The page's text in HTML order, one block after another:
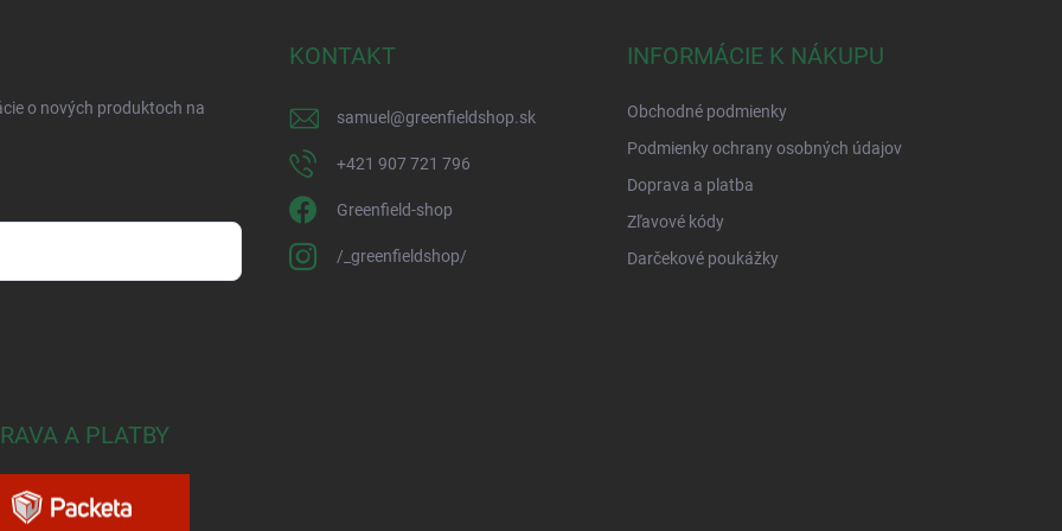
o nových produktoch na
KONTAKT
samuel @greenfieldshop.sk
+421 907 721 796
Greenfield-shop
/_greenfieldshop/
INFORMÁCIE K NÁKUPU
Obchodné podmienky
Podmienky ochrany osobných údajov
Doprava a platba
Zľavové kódy
Darčekové poukážky
A PLATBY